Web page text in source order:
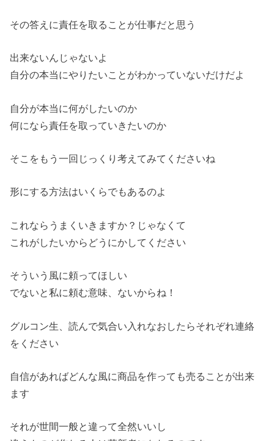
その答えに責任を取ることが仕事だと思う
出来ないんじゃないよ
自分の本当にやりたいことがわかっていないだけだよ
自分が本当に何がしたいのか
何になら責任を取っていきたいのか
そこをもう一回じっくり考えてみてくださいね
形にする方法はいくらでもあるのよ
これならうまくいきますか？じゃなくて
これがしたいからどうにかしてください
そういう風に頼ってほしい
でないと私に頼む意味、ないからね！
グルコン生、読んで気合い入れなおしたらそれぞれ連絡
をください
自信があればどんな風に商品を作っても売ることが出来
ます
それが世間一般と違って全然いいし